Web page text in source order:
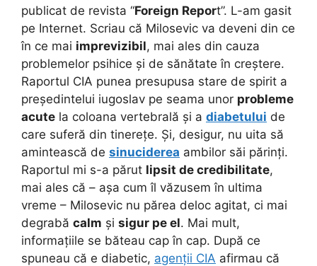
publicat de revista “Foreign Report”. L-am gasit
pe Internet. Scriau că Milosevic va deveni din ce
în ce mai imprevizibil, mai ales din cauza
problemelor psihice și de sănătate în creștere.
Raportul CIA punea presupusa stare de spirit a
președintelui iugoslav pe seama unor probleme
acute la coloana vertebrală și a diabetului de
care suferă din tinerețe. Și, desigur, nu uita să
amintească de sinuciderea ambilor săi părinți.
Raportul mi s-a părut lipsit de credibilitate,
mai ales că – așa cum îl văzusem în ultima
vreme – Milosevic nu părea deloc agitat, ci mai
degrabă calm și sigur pe el. Mai mult,
informațiile se băteau cap în cap. După ce
spuneau că e diabetic, agenții CIA afirmau că